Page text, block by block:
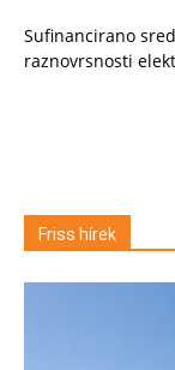
Sufinancirano
raznovrsnosti
Friss hírek